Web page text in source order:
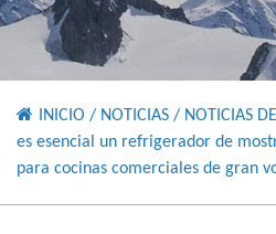
INICIO / NOTICIAS / NOTICIAS
es esencial un refrigerador de
para cocinas comerciales de gran